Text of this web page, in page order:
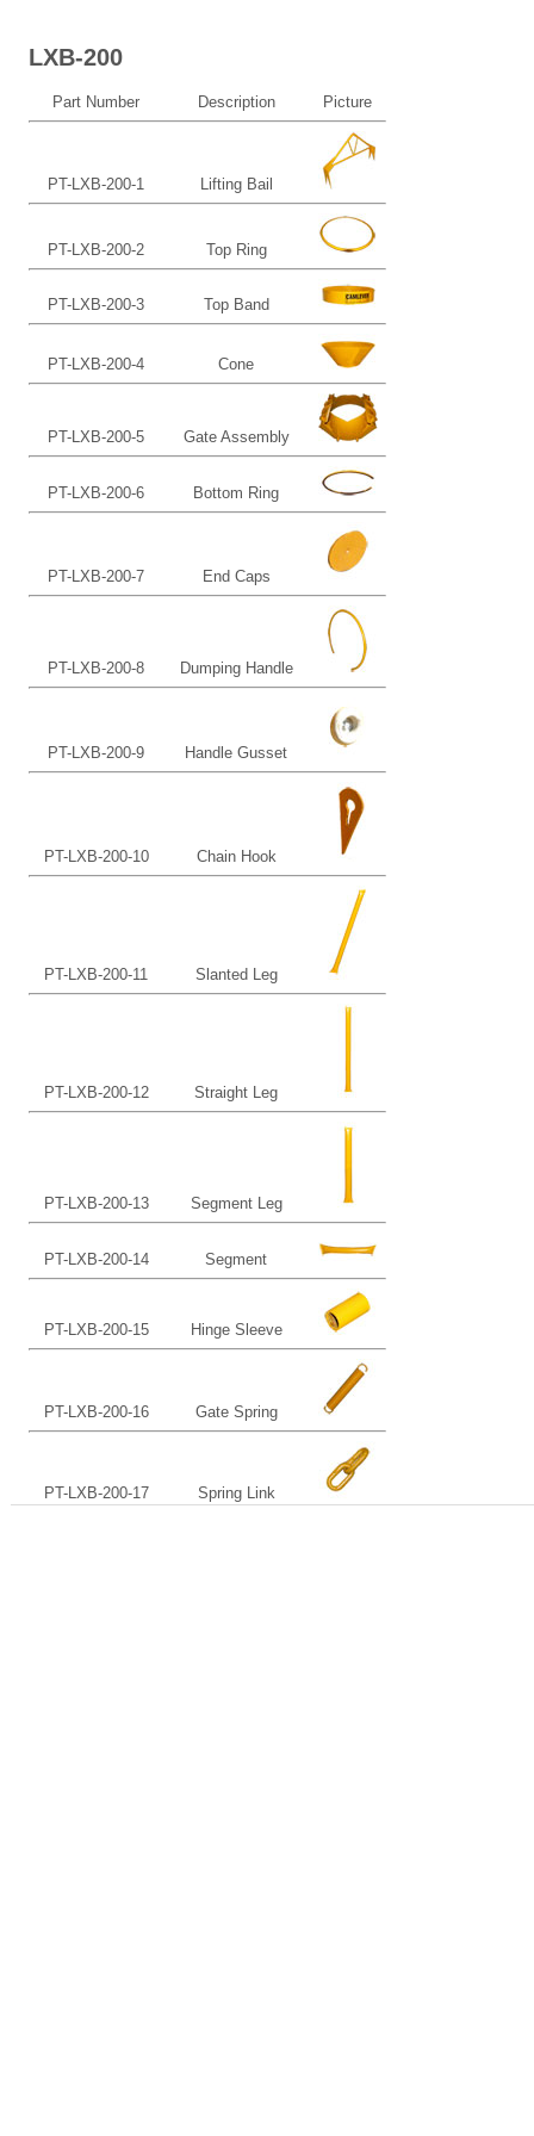
LXB-200
Part Number Description Picture
PT-LXB-200-1 Lifting Bail
PT-LXB-200-2 Top Ring
PT-LXB-200-3 Top Band
PT-LXB-200-4 Cone
PT-LXB-200-5 Gate Assembly
PT-LXB-200-6 Bottom Ring
PT-LXB-200-7 End Caps
PT-LXB-200-8 Dumping Handle
PT-LXB-200-9 Handle Gusset
PT-LXB-200-10 Chain Hook
PT-LXB-200-11 Slanted Leg
PT-LXB-200-12 Straight Leg
PT-LXB-200-13 Segment Leg
PT-LXB-200-14 Segment
PT-LXB-200-15 Hinge Sleeve
PT-LXB-200-16 Gate Spring
PT-LXB-200-17 Spring Link